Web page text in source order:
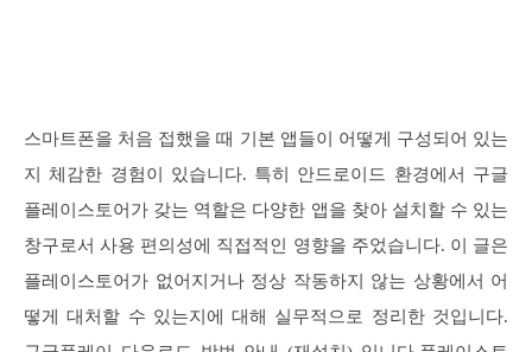
스마트폰을 처음 접했을 때 기본 앱들이 어떻게 구성되어 있는
지 체감한 경험이 있습니다. 특히 안드로이드 환경에서 구글
플레이스토어가 갖는 역할은 다양한 앱을 찾아 설치할 수 있는
창구로서 사용 편의성에 직접적인 영향을 주었습니다. 이 글은
플레이스토어가 없어지거나 정상 작동하지 않는 상황에서 어
떻게 대처할 수 있는지에 대해 실무적으로 정리한 것입니다.